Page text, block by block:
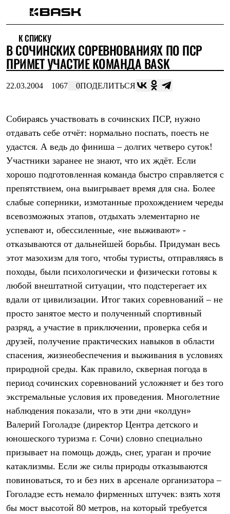
Интернет-магазин
Мужская одежда
Утепленная пухом
Куртки
Жилеты
Куртки
Штормовая одежда
Куртки
Брюки
Софтшелл одежда
Куртки
Брюки
Флисовая одежда
Куртки
Брюки
Термобелье
Теплое термобелье
Легкое термобелье
Лёгкая одежда
Футболки
Толстовки
Брюки
Женская одежда
Утепленная пухом
Жилеты
Утепленная синтетикой
Куртки
Брюки
Штормовая одежда
Куртки
Софтшелл одежда
Куртки
Брюки
Лёгкая одежда
Рубашки
Футболки
Брюки
Термобелье
К СПИСКУ
В СОЧИНСКИХ СОРЕВНОВАНИЯХ ПО ПСР
ПРИМЕТ УЧАСТИЕ КОМАНДА BASK
22.03.2004 1067 0ПОДЕЛИТЬСЯ
Собираясь участвовать в сочинских ПСР, нужно
отдавать себе отчёт: нормально поспать, поесть не
удастся. А ведь до финиша – долгих четверо суток!
Участники заранее не знают, что их ждёт. Если
хорошо подготовленная команда быстро справляется с
препятствием, она выигрывает время для сна. Более
слабые соперники, измотанные прохождением череды
всевозможных этапов, отдыхать элементарно не
успевают и, обессиленные, «не выживают» -
отказываются от дальнейшей борьбы. Придуман весь
этот мазохизм для того, чтобы туристы, отправляясь в
походы, были психологически и физически готовы к
любой внештатной ситуации, что подстерегает их
вдали от цивилизации. Итог таких соревнований – не
просто занятое место и полученный спортивный
разряд, а участие в приключении, проверка себя и
друзей, получение практических навыков в области
спасения, жизнеобеспечения и выживания в условиях
природной среды. Как правило, скверная погода в
период сочинских соревнований усложняет и без того
экстремальные условия их проведения. Многолетние
наблюдения показали, что в эти дни «колдун»
Валерий Гоголадзе (директор Центра детского и
юношеского туризма г. Сочи) словно специально
призывает на помощь дождь, снег, ураган и прочие
катаклизмы. Если же силы природы отказываются
повиноваться, то и без них в арсенале организатора –
Гоголадзе есть немало фирменных штучек: взять хотя
бы мост высотой 80 метров, на который требуется